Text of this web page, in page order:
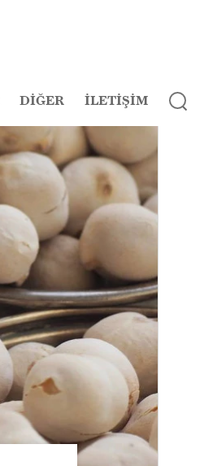
DİĞER İLETİŞİM